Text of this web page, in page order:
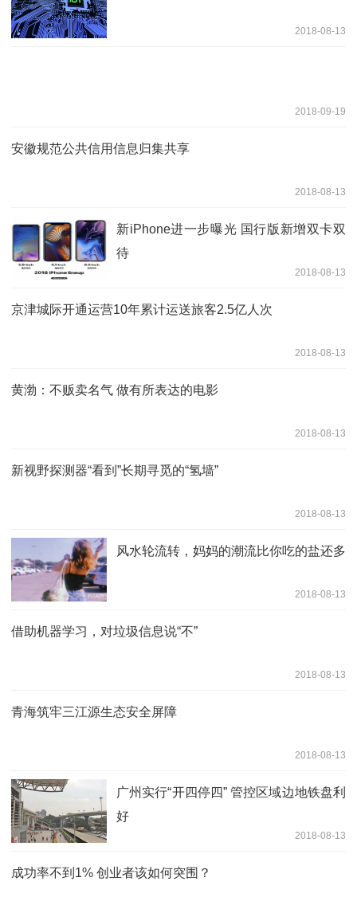
2018-08-13
2018-09-19
安徽规范公共信用信息归集共享
2018-08-13
新iPhone进一步曝光 国行版新增双卡双
待
2018-08-13
京津城际开通运营10年累计运送旅客2.5亿人次
2018-08-13
黄渤：不贩卖名气 做有所表达的电影
2018-08-13
新视野探测器“看到”长期寻觅的“氢墙”
2018-08-13
风水轮流转，妈妈的潮流比你吃的盐还多
2018-08-13
借助机器学习，对垃圾信息说“不”
2018-08-13
青海筑牢三江源生态安全屏障
2018-08-13
广州实行“开四停四” 管控区域边地铁盘利
好
2018-08-13
成功率不到1% 创业者该如何突围？